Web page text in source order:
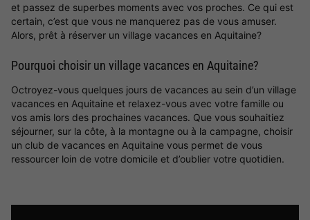
et passez de superbes moments avec vos proches. Ce qui est
certain, c’est que vous ne manquerez pas de vous amuser.
Alors, prêt à réserver un village vacances en Aquitaine?
Pourquoi choisir un village vacances en Aquitaine?
Octroyez-vous quelques jours de vacances au sein d’un village
vacances en Aquitaine et relaxez-vous avec votre famille ou
vos amis lors des prochaines vacances. Que vous souhaitiez
séjourner, sur la côte, à la montagne ou à la campagne, choisir
un club de vacances en Aquitaine vous permet de vous
ressourcer loin de votre domicile et d’oublier votre quotidien.